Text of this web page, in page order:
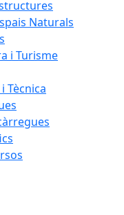
Naturals
i Turisme
Tècnica